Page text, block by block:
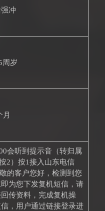
冲
周岁
月
会听到提示音（转归属
2）按1接入山东电信
的客户您好，检测到您
为您下发复机短信，请
传资料，完成复机操
，用户通过链接登录进